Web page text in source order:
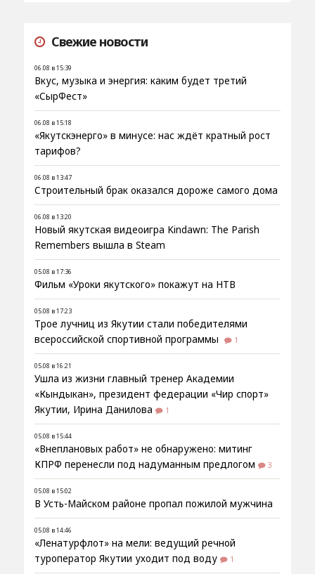
Свежие новости
06.08 в 15:39
Вкус, музыка и энергия: каким будет третий
«СырФест»
06.08 в 15:18
«Якутскэнерго» в минусе: нас ждёт кратный рост
тарифов?
06.08 в 13:47
Строительный брак оказался дороже самого дома
06.08 в 13:20
Новый якутская видеоигра Kindawn: The Parish
Remembers вышла в Steam
05.08 в 17:36
Фильм «Уроки якутского» покажут на НТВ
05.08 в 17:23
Трое лучниц из Якутии стали победителями
всероссийской спортивной программы
1
05.08 в 16:21
Ушла из жизни главный тренер Академии
«Кындыкан», президент федерации «Чир спорт»
Якутии, Ирина Данилова
1
05.08 в 15:44
«Внеплановых работ» не обнаружено: митинг
КПРФ перенесли под надуманным предлогом
3
05.08 в 15:02
В Усть-Майском районе пропал пожилой мужчина
05.08 в 14:46
«Ленатурфлот» на мели: ведущий речной
туроператор Якутии уходит под воду
1